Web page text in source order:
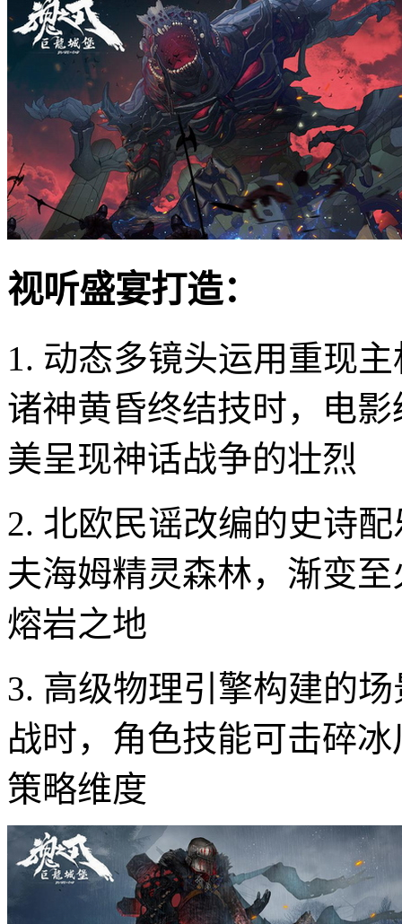
视听盛宴打造：
1. 动态多镜头运用重现
诸神黄昏终结技时，电
美呈现神话战争的壮烈
2. 北欧民谣改编的史诗
夫海姆精灵森林，渐变
熔岩之地
3. 高级物理引擎构建的
战时，角色技能可击碎
策略维度